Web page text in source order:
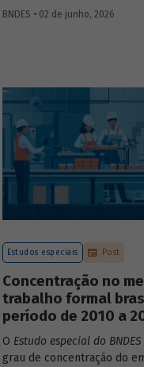
comparação com o trimestre
BNDES 74.
BNDES • 02 de junho, 2026
Estudos especiais Post
Concentração no
trabalho formal
período de 2010 a
O Estudo especial do BNDES
grau de concentração do